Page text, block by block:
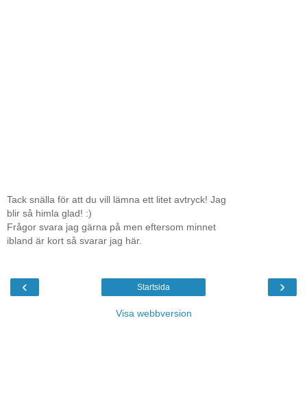
Tack snälla för att du vill lämna ett litet avtryck! Jag
blir så himla glad! :)
Frågor svara jag gärna på men eftersom minnet
ibland är kort så svarar jag här.
‹ ›
Startsida
Visa webbversion